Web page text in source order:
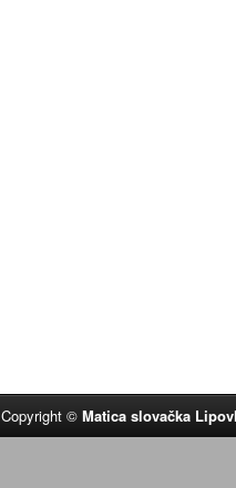
Copyright ©Matica slovačka